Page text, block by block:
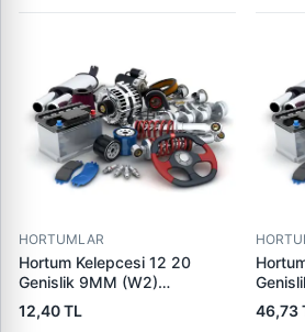
HORTUMLAR
Hortum Kelepcesi 12 20
Genislik 9MM (W2)
Paslanmaz Celik | USTUN
CH12
12,40 TL
ERBI
46,73